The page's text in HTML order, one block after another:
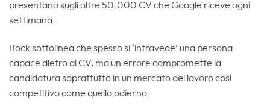
presentano sugli oltre 50.000 CV che Google riceve ogni
settimana.
Bock sottolinea che spesso si ‘intravede’ una persona
capace dietro al CV, ma un errore compromette la
candidatura soprattutto in un mercato del lavoro così
competitivo come quello odierno.